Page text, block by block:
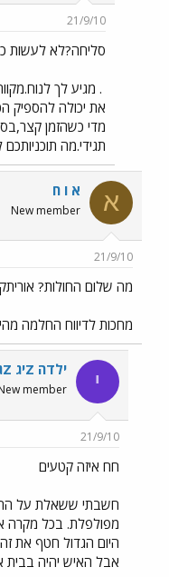
21/9/10
סליחה?לא לעשות
. מגיע לך
את יכולה להספיק
מדי כשהזמן
תגידי.מה
א א ו ח
New member
21/9/10
מה שלום החולות?
מחכות לדיווח החלמה
י ילדה Zיג Zג
member
21/9/10
חח איזה קטעים
חשבתי ששאלת על
מפולפלת. בכל מקרה
היום הגדול חטף את
אבל האיש יהיה